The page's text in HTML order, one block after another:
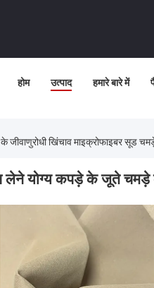
होम उत्पाद हमारे बारे में
खिंचाव माइक्रोफाइबर सूड
लेने योग्य कपड़े के जूते चमड़े